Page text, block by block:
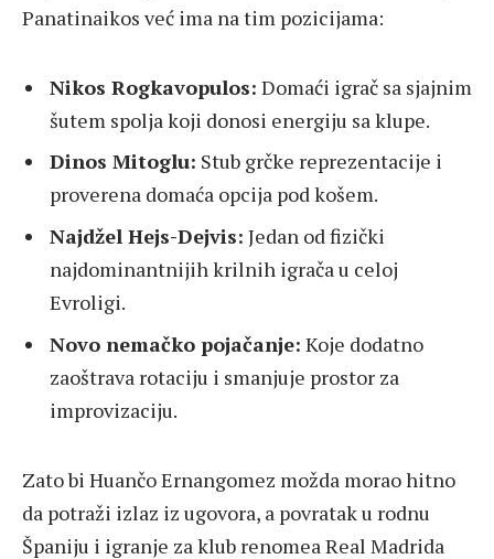
Panatinaikos već ima na tim pozicijama:
Nikos Rogkavopulos: Domaći igrač sa sjajnim
šutem spolja koji donosi energiju sa klupe.
Dinos Mitoglu: Stub grčke reprezentacije i
proverena domaća opcija pod košem.
Najdžel Hejs-Dejvis: Jedan od fizički
najdominantnijih krilnih igrača u celoj
Evroligi.
Novo nemačko pojačanje: Koje dodatno
zaoštrava rotaciju i smanjuje prostor za
improvizaciju.
Zato bi Huančo Ernangomez možda morao hitno
da potraži izlaz iz ugovora, a povratak u rodnu
Španiju i igranje za klub renomea Real Madrida